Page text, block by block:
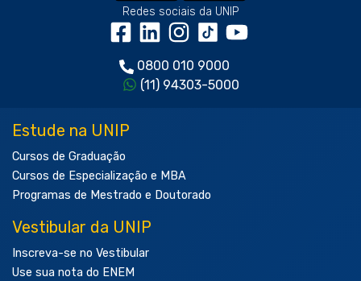
Redes sociais da UNIP
0800 010 9000
(11) 94303-5000
Estude na UNIP
Cursos de Graduação
Cursos de Especialização e MBA
Programas de Mestrado e Doutorado
Vestibular da UNIP
Inscreva-se no Vestibular
Use sua nota do ENEM